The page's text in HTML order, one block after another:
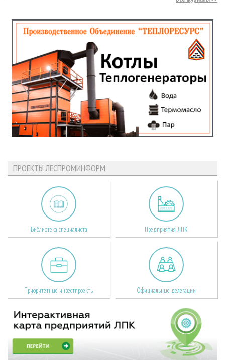
ПРОЕКТЫ ЛЕСПРОМИНФОРМ
Библиотека специалиста Предприятия ЛПК
Приоритетные инвестпроекты Официальные делегации